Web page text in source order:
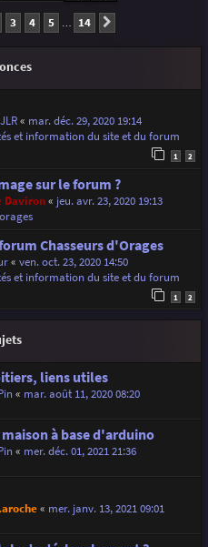
14
3 4 5 … 14
« mar. déc. 29, 2020 19:14
et information du site et du forum
1 2
sur le forum ?
Daviron« jeu. avr. 23, 2020 19:13
Chasseurs d'Orages
« ven. oct. 23, 2020 14:50
et information du site et du forum
1 2
liens utiles
« mar. août 11, 2020 08:20
à base d'arduino
« mer. déc. 01, 2021 21:36
« mer. janv. 13, 2021 09:01